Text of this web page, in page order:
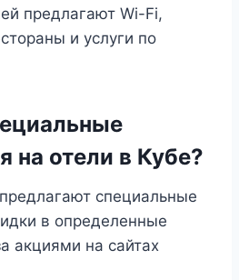
предлагают Wi-Fi,
и услуги по
на отели в Кубе?
специальные
в определенные
акциями на сайтах